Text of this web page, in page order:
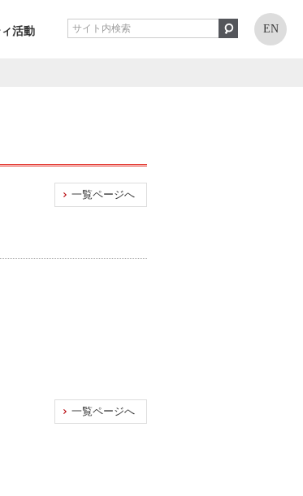
活動 EN
一覧ページへ
一覧ページへ